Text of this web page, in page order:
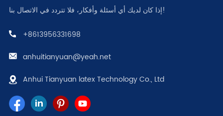
إذا كان لديك أي أسئلة وأفكار، فلا تتردد في الاتصال بنا!
+8613956331698
anhuitianyuan@yeah.net
Anhui Tianyuan latex Technology Co., Ltd